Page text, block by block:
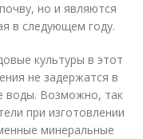
но и являются
в следующем году.
культуры в этот
не задержатся в
воды. Возможно, так
при изготовлении
минеральные